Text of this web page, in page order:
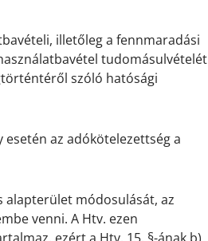
illetőleg a fennmaradási
tudomásulvételét
szóló hatósági
az adókötelezettség a
alapterület módosulását, az
venni. A Htv. ezen